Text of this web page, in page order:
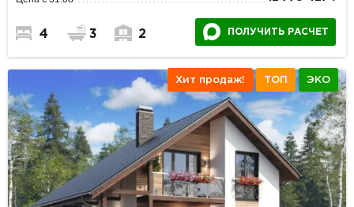
4 3 2 ПОЛУЧИТЬ РАСЧЕТ
Хит продаж! ТОП ЭКО